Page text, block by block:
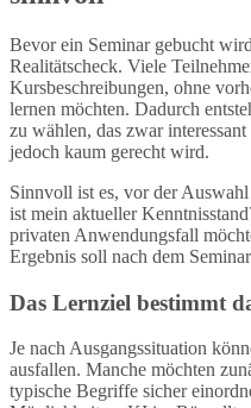
Bevor ein Seminar gebucht
Realitätscheck. Viele
Kursbeschreibungen, ohne
lernen möchten. Dadurch
zu wählen, das zwar
jedoch kaum gerecht wird.
Sinnvoll ist es, vor der
ist mein aktueller
privaten Anwendungsfall
Ergebnis soll nach dem
Das Lernziel bestimmt
Je nach Ausgangssituation
ausfallen. Manche möchten
typische Begriffe sicher